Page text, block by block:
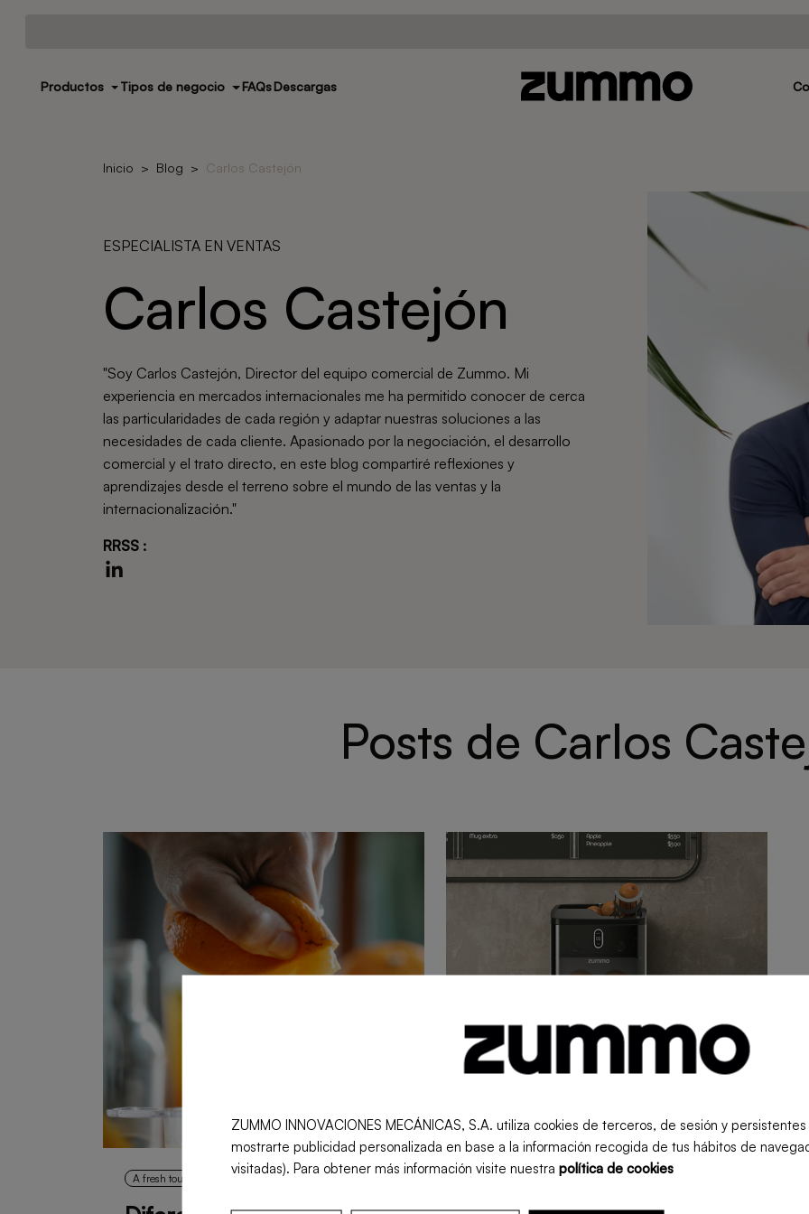
Productos Tipos de negocio FAQsDescargas
Inicio Blog Carlos Castejón
ESPECIALISTA EN VENTAS
Carlos Castejón
"Soy Carlos Castejón, Director del equipo comercial de Zummo. Mi
experiencia en mercados internacionales me ha permitido conocer de cerca
las particularidades de cada región y adaptar nuestras soluciones a las
necesidades de cada cliente. Apasionado por la negociación, el desarrollo
comercial y el trato directo, en este blog compartiré reflexiones y
aprendizajes desde el terreno sobre el mundo de las ventas y la
internacionalización."
RRSS :
Posts de Carlos
A fresh touch
ZUMMO INNOVACIONES MECÁNICAS, S.A. utiliza cookies de terceros, de sesión y
mostrarte publicidad personalizada en base a la información recogida de tus hábitos de
visitadas). Para obtener más información visite nuestra política de cookies